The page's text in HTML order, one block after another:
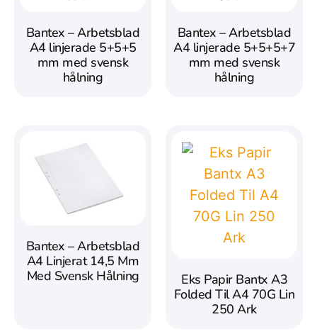
Bantex – Arbetsblad
A4 linjerade 5+5+5
mm med svensk
hålning
Bantex – Arbetsblad
A4 linjerade 5+5+5+7
mm med svensk
hålning
Bantex – Arbetsblad
A4 Linjerat 14,5 Mm
Med Svensk Hålning
Eks Papir Bantx A3
Folded Til A4 70G Lin
250 Ark